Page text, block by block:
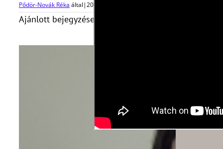
Pődör-Novák Réka által|2019-03-29T16:15:10+01:00
Ajánlott bejegyzések